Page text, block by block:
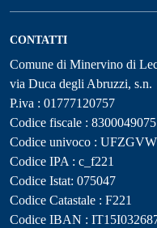
CONTATTI
Comune di Minervino di
via Duca degli Abruzzi, s.n.
P.iva : 01777120757
Codice fiscale :
Codice univoco : UFZGVW
Codice IPA : c_f221
Codice Istat: 075047
Codice Catastale : F221
Codice IBAN :